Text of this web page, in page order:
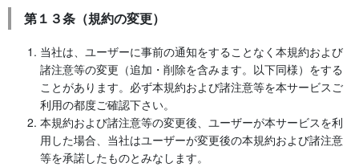
第１３条（規約の変更）
当社は、ユーザーに事前の通知をすることなく本規約および
諸注意等の変更（追加・削除を含みます。以下同様）をする
ことがあります。必ず本規約および諸注意等を本サービスご
利用の都度ご確認下さい。
本規約および諸注意等の変更後、ユーザーが本サービスを利
用した場合、当社はユーザーが変更後の本規約および諸注意
等を承諾したものとみなします。